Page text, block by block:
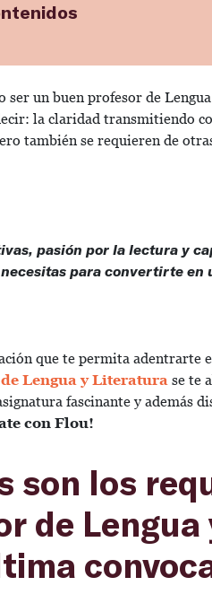
ser un buen profesor de
la claridad transmitiendo
también se requieren de
pasión por la lectura y
para convertirte en
que te permita adentrarte
Lengua y Literatura se te
fascinante y además
con Flou!
son los
de